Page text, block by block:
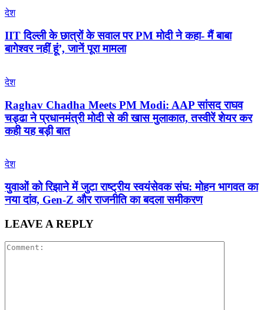
देश
IIT दिल्ली के छात्रों के सवाल पर PM मोदी ने कहा- मैं बाबा
बागेश्वर नहीं हूं’, जानें पूरा मामला
देश
Raghav Chadha Meets PM Modi: AAP सांसद राघव
चड्ढा ने प्रधानमंत्री मोदी से की खास मुलाकात, तस्वीरें शेयर कर
कही यह बड़ी बात
देश
युवाओं को रिझाने में जुटा राष्ट्रीय स्वयंसेवक संघ: मोहन भागवत का
नया दांव, Gen-Z और राजनीति का बदला समीकरण
LEAVE A REPLY